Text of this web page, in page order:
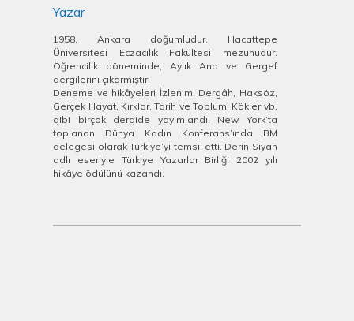
Yazar
1958, Ankara doğumludur. Hacattepe
Üniversitesi Eczacılık Fakültesi mezunudur.
Öğrencilik döneminde, Aylık Ana ve Gergef
dergilerini çıkarmıştır.
Deneme ve hikâyeleri İzlenim, Dergâh, Haksöz,
Gerçek Hayat, Kırklar, Tarih ve Toplum, Kökler vb.
gibi birçok dergide yayımlandı. New York’ta
toplanan Dünya Kadın Konferans’ında BM
delegesi olarak Türkiye’yi temsil etti. Derin Siyah
adlı eseriyle Türkiye Yazarlar Birliği 2002 yılı
hikâye ödülünü kazandı.